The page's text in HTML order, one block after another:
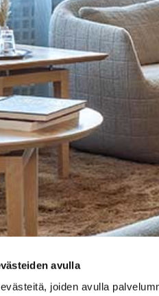
avulla
joiden avulla